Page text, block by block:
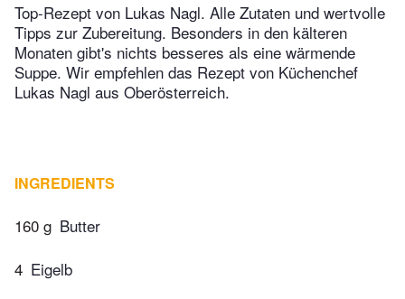
Top-Rezept von Lukas Nagl. Alle Zutaten und wertvolle
Tipps zur Zubereitung. Besonders in den kälteren
Monaten gibt's nichts besseres als eine wärmende
Suppe. Wir empfehlen das Rezept von Küchenchef
Lukas Nagl aus Oberösterreich.
INGREDIENTS
160 g Butter
4 Eigelb